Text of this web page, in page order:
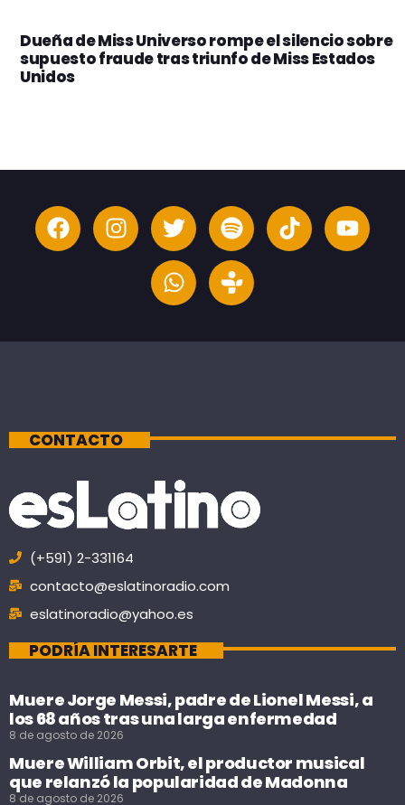
Dueña de Miss Universo rompe el silencio sobre
supuesto fraude tras triunfo de Miss Estados
Unidos
CONTACTO
(+591) 2-331164
contacto@eslatinoradio.com
eslatinoradio@yahoo.es
PODRÍA INTERESARTE
Muere Jorge Messi, padre de Lionel Messi, a
los 68 años tras una larga enfermedad
8 de agosto de 2026
Muere William Orbit, el productor musical
que relanzó la popularidad de Madonna
8 de agosto de 2026